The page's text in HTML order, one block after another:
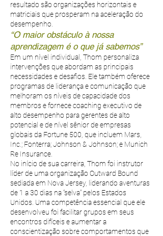
resultado são organizações horizontais e
matriciais que prosperam na aceleração do
desempenho.
“O maior obstáculo à nossa
aprendizagem é o que já sabemos”
Em um nível individual, Thom personaliza
intervenções que abordam as principais
necessidades e desafios. Ele também oferece
programas de liderança e comunicação que
melhoram os níveis de capacidade dos
membros e fornece coaching executivo de
alto desempenho para gerentes de alto
potencial e de nível sênior de empresas
globais da Fortune 500, que incluem Mars,
Inc.; Fonterra; Johnson & Johnson; e Munich
Re Insurance.
No início de sua carreira, Thom foi instrutor
líder de uma organização Outward Bound
sediada em Nova Jersey, liderando aventuras
de 1 a 30 dias na “selva” pelos Estados
Unidos. Uma competência essencial que ele
desenvolveu foi facilitar grupos em seus
encontros difíceis e aumentar a
conscientização sobre comportamentos que